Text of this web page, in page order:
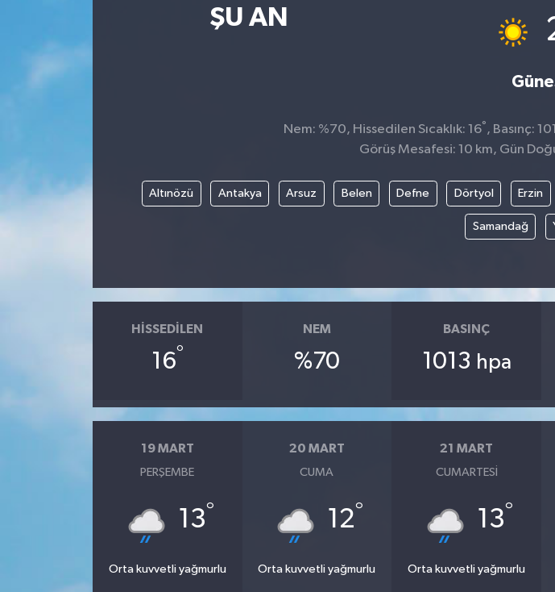
ŞU AN
Nem: %70, Hissedilen Sıcaklık: 16° , Basınç:
Görüş Mesafesi: 10 km, Gün
Altınözü Antakya Arsuz Belen Defne Dörtyol Erzin
Samandağ
HISSEDILEN
16°
NEM
%70
BASINÇ
1013 hpa
19 MART
PERŞEMBE
13°
Orta kuvvetli yağmurlu
20 MART
CUMA
12°
Orta kuvvetli yağmurlu
21 MART
CUMARTESI
13°
Orta kuvvetli yağmurlu